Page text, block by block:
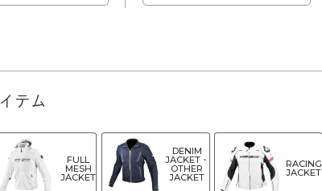
テム
FULL
MESH
JACKET
DENIM
JACKET・
OTHER
JACKET
RACING
JACKET